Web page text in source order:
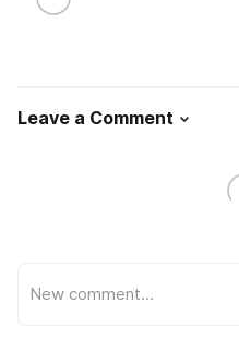
Leave a Comment